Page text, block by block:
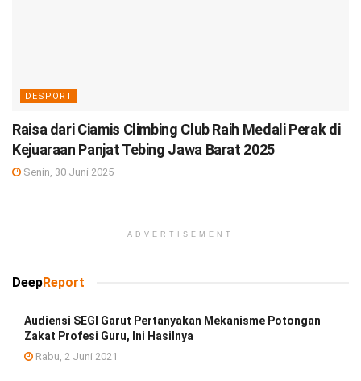
DESPORT
Raisa dari Ciamis Climbing Club Raih Medali Perak di
Kejuaraan Panjat Tebing Jawa Barat 2025
Senin, 30 Juni 2025
ADVERTISEMENT
DeepReport
Audiensi SEGI Garut Pertanyakan Mekanisme Potongan
Zakat Profesi Guru, Ini Hasilnya
Rabu, 2 Juni 2021